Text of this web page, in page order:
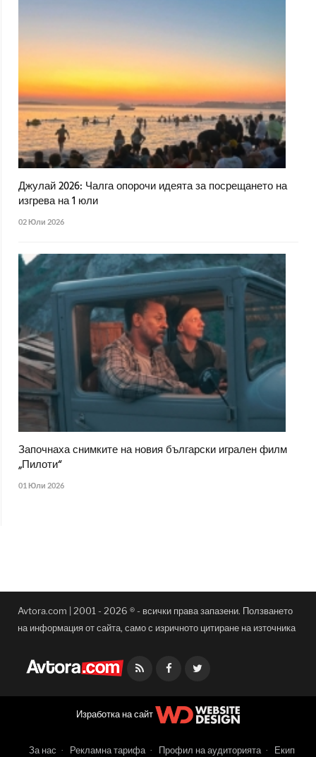
Джулай 2026: Чалга опорочи идеята за посрещането на
изгрева на 1 юли
02 Юли 2026
Започнаха снимките на новия български игрален филм
„Пилоти“
01 Юли 2026
Avtora.com | 2001 - 2026 ® - всички права запазени. Ползването
на информация от сайта, само с изричното цитиране на източника
Facebook
Изработка на сайт
За нас Рекламна тарифа Профил на аудиторията Екип